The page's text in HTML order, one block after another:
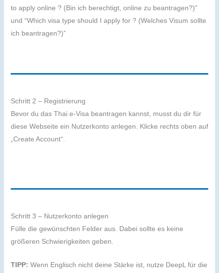
to apply online ? (Bin ich berechtigt, online zu beantragen?)”
und “Which visa type should I apply for ? (Welches Visum sollte
ich beantragen?)”
Schritt 2 – Registrierung
Bevor du das Thai e-Visa beantragen kannst, musst du dir für
diese Webseite ein Nutzerkonto anlegen. Klicke rechts oben auf
„Create Account“.
Schritt 3 – Nutzerkonto anlegen
Fülle die gewünschten Felder aus. Dabei sollte es keine
größeren Schwierigkeiten geben.
TIPP: Wenn Englisch nicht deine Stärke ist, nutze DeepL für die